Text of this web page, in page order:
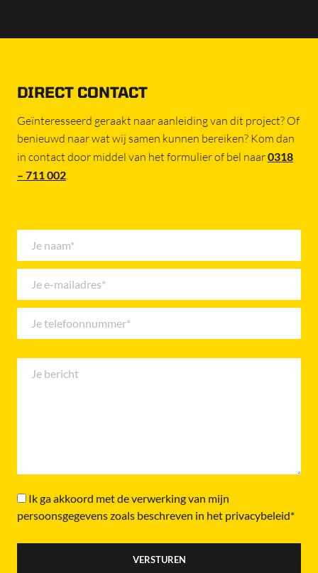
DIRECT CONTACT
Geïnteresseerd geraakt naar aanleiding van dit project? Of
benieuwd naar wat wij samen kunnen bereiken? Kom dan
in contact door middel van het formulier of bel naar0318
– 711 002
Ik ga akkoord met de verwerking van mijn
persoonsgegevens zoals beschreven in het privacybeleid*